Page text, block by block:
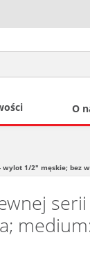
O
1/2" męskie; bez